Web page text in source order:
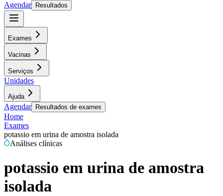
Agendar
Resultados
Exames
Vacinas
Serviços
Unidades
Ajuda
Agendar Resultados de exames
Home
Exames
potassio em urina de amostra isolada
Análises clínicas
potassio em urina de amostra
isolada